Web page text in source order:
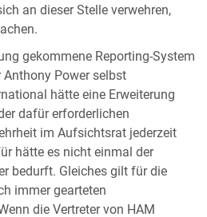
an dieser Stelle verwehren,
gekommene Reporting-System
Anthony Power selbst
hätte eine Erweiterung
dafür erforderlichen
im Aufsichtsrat jederzeit
hätte es nicht einmal der
bedurft. Gleiches gilt für die
immer gearteten
die Vertreter von HAM